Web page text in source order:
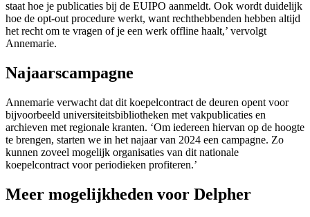
staat hoe je publicaties bij de EUIPO aanmeldt. Ook wordt duidelijk
hoe de opt-out procedure werkt, want rechthebbenden hebben altijd
het recht om te vragen of je een werk offline haalt,’ vervolgt
Annemarie.
Najaarscampagne
Annemarie verwacht dat dit koepelcontract de deuren opent voor
bijvoorbeeld universiteitsbibliotheken met vakpublicaties en
archieven met regionale kranten. ‘Om iedereen hiervan op de hoogte
te brengen, starten we in het najaar van 2024 een campagne. Zo
kunnen zoveel mogelijk organisaties van dit nationale
koepelcontract voor periodieken profiteren.’
Meer mogelijkheden voor Delpher